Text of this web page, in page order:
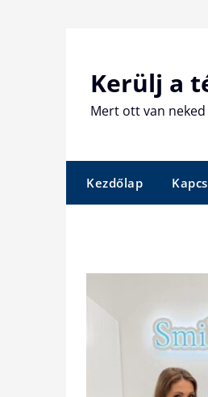
Kerülj a
Mert ott van neked
Kezdőlap